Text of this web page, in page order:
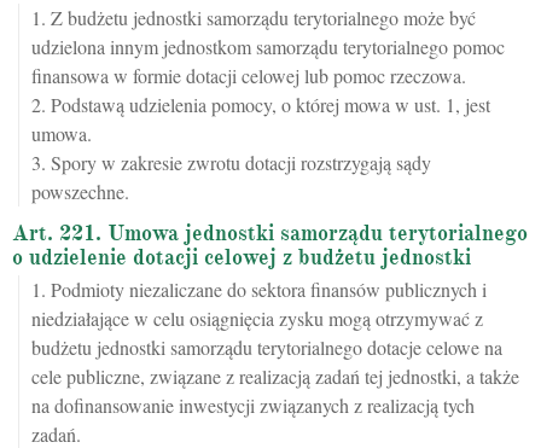
1. Z budżetu jednostki samorządu terytorialnego może być
udzielona innym jednostkom samorządu terytorialnego pomoc
finansowa w formie dotacji celowej lub pomoc rzeczowa.
2. Podstawą udzielenia pomocy, o której mowa w ust. 1, jest
umowa.
3. Spory w zakresie zwrotu dotacji rozstrzygają sądy
powszechne.
Art. 221. Umowa jednostki samorządu terytorialnego
o udzielenie dotacji celowej z budżetu jednostki
1. Podmioty niezaliczane do sektora finansów publicznych i
niedziałające w celu osiągnięcia zysku mogą otrzymywać z
budżetu jednostki samorządu terytorialnego dotacje celowe na
cele publiczne, związane z realizacją zadań tej jednostki, a także
na dofinansowanie inwestycji związanych z realizacją tych
zadań.